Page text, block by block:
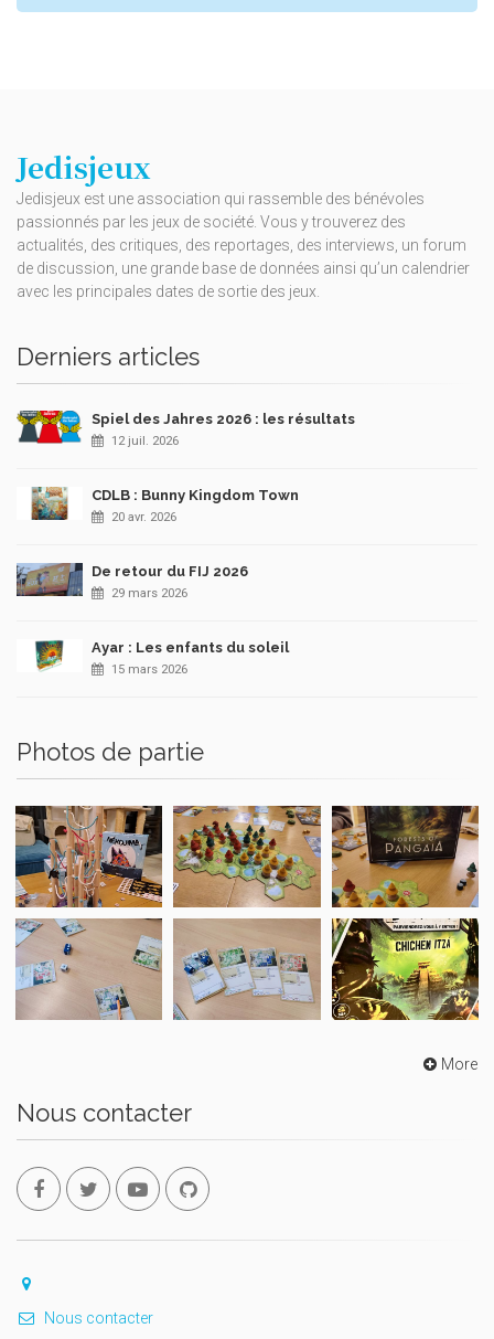
Jedisjeux
Jedisjeux est une association qui rassemble des bénévoles
passionnés par les jeux de société. Vous y trouverez des
actualités, des critiques, des reportages, des interviews, un forum
de discussion, une grande base de données ainsi qu’un calendrier
avec les principales dates de sortie des jeux.
Derniers articles
Spiel des Jahres 2026 : les résultats
12 juil. 2026
CDLB : Bunny Kingdom Town
20 avr. 2026
De retour du FIJ 2026
29 mars 2026
Ayar : Les enfants du soleil
15 mars 2026
Photos de partie
More
Nous contacter
Nous contacter